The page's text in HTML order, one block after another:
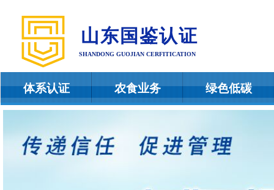
山东国鉴认证
SHANDONG GUOJIAN CERFITICATION
体系认证 农食业务 绿色低碳